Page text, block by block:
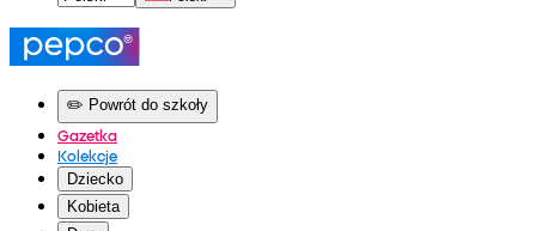
✏️ Powrót do szkoły
Gazetka
Kolekcje
Dziecko
Kobieta